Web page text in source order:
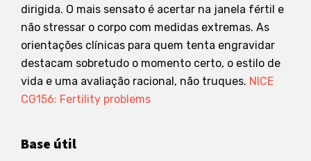
dirigida. O mais sensato é acertar na janela fértil e
não stressar o corpo com medidas extremas. As
orientações clínicas para quem tenta engravidar
destacam sobretudo o momento certo, o estilo de
vida e uma avaliação racional, não truques. NICE
CG156: Fertility problems
Base útil